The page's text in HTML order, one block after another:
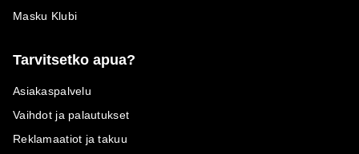
Masku Klubi
Tarvitsetko apua?
Asiakaspalvelu
Vaihdot ja palautukset
Reklamaatiot ja takuu